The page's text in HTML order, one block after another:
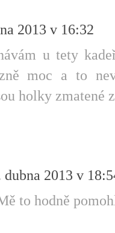
2013 v 16:32
u tety
moc a to
holky zmatené
dubna 2013 v
to hodně